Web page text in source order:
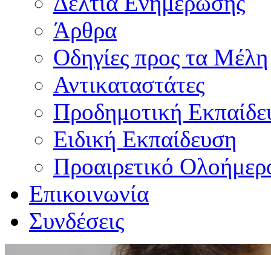
Άρθρα
Οδηγίες προς τα Μέλη
Αντικαταστάτες
Προδημοτική
Ειδική Εκπαίδευση
Προαιρετικό
Επικοινωνία
Συνδέσεις